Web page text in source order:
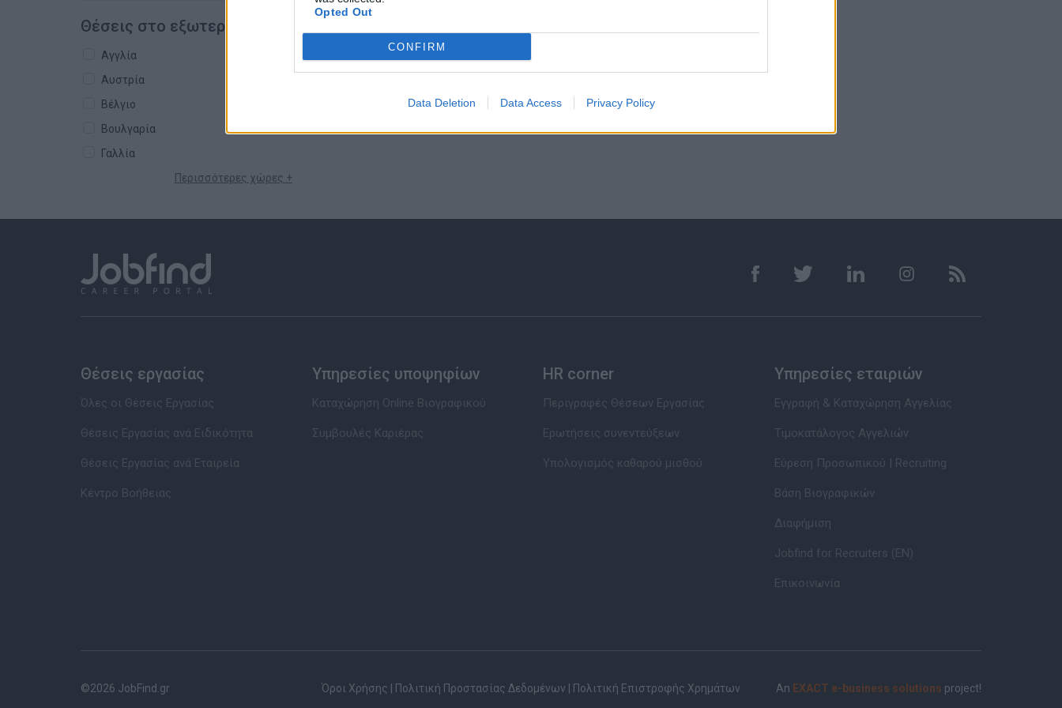
Opted Out
CONFIRM
Data Deletion Data Access Privacy Policy
Θέσεις στο εξωτερικό
Αγγλία
Αυστρία
Βέλγιο
Βουλγαρία
Γαλλία
Περισσότερες χώρες +
Θέσεις εργασίας
Όλες οι Θέσεις Εργασίας
Θέσεις Εργασίας ανά Ειδικότητα
Θέσεις Εργασίας ανά Εταιρεία
Κέντρο Βοήθειας
Υπηρεσίες υποψηφίων
Καταχώρηση Online Βιογραφικού
Συμβουλές Καριέρας
HR corner
Περιγραφές Θέσεων Εργασίας
Ερωτήσεις συνεντεύξεων
Υπολογισμός καθαρού μισθού
Υπηρεσίες εταιριών
Εγγραφή & Καταχώρηση Αγγελίας
Τιμοκατάλογος Αγγελιών
Εύρεση Προσωπικού | Recruiting
Βάση Βιογραφικών
Διαφήμιση
Jobfind for Recruiters (EN)
Επικοινωνία
©2026 JobFind.gr Όροι Χρήσης Πολιτική Προστασίας Δεδομένων Πολιτική Επιστροφής Χρημάτων An EXACT e-business solutions project!